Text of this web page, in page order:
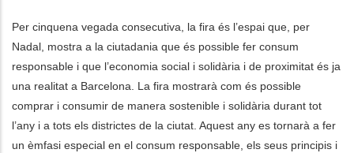
actions supplémentaires
Per cinquena vegada consecutiva, la fira és l’espai que, per
Nadal, mostra a la ciutadania que és possible fer consum
responsable i que l’economia social i solidària i de proximitat és ja
una realitat a Barcelona. La fira mostrarà com és possible
comprar i consumir de manera sostenible i solidària durant tot
l’any i a tots els districtes de la ciutat. Aquest any es tornarà a fer
un èmfasi especial en el consum responsable, els seus principis i